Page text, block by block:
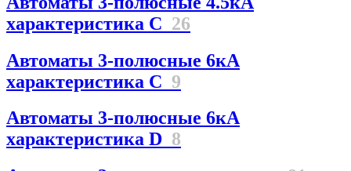
характеристика С 26
Автоматы 3-полюсные 6кА
характеристика C 9
Автоматы 3-полюсные 6кА
характеристика D 8